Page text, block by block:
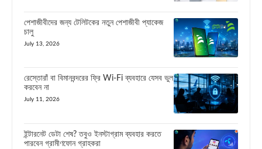
পেশাজীবীদের জন্য টেলিটকের নতুন পেশাজীবী প্যাকেজ
চালু
July 13, 2026
রেস্তোরাঁ বা বিমানবন্দরের ফ্রি Wi-Fi ব্যবহারে যেসব ভুল
করবেন না
July 11, 2026
ইন্টারনেট ডেটা শেষ? তবুও ইনস্টাগ্রাম ব্যবহার করতে
পারবেন গ্রামীণফোন গ্রাহকরা